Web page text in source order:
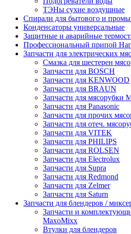
ТЭНы сухие воздушные
Спирали для бытового и
Конденсаторы универсальные
Защитные и аварийные
Профессиональный припой
Запчасти для электрических
Смазка для шестерен
Запчасти для BOSCH
Запчасти для KENWOOD
Запчасти для BRAUN
Запчасти для
Запчасти для Panasonic
Запчасти для прочих
Запчасти для отеч.
Запчасти для VITEK
Запчасти для PHILIPS
Запчасти для ROLSEN
Запчасти для Electrolux
Запчасти для Supra
Запчасти для Redmond
Запчасти для Zelmer
Запчасти для Saturn
Запчасти для блендеров /
Запчасти и
MaxoMixx
Втулки для блендеров